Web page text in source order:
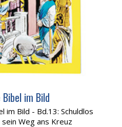
im Bild
im Bild - Bd.13: Schuldlos
Weg ans Kreuz